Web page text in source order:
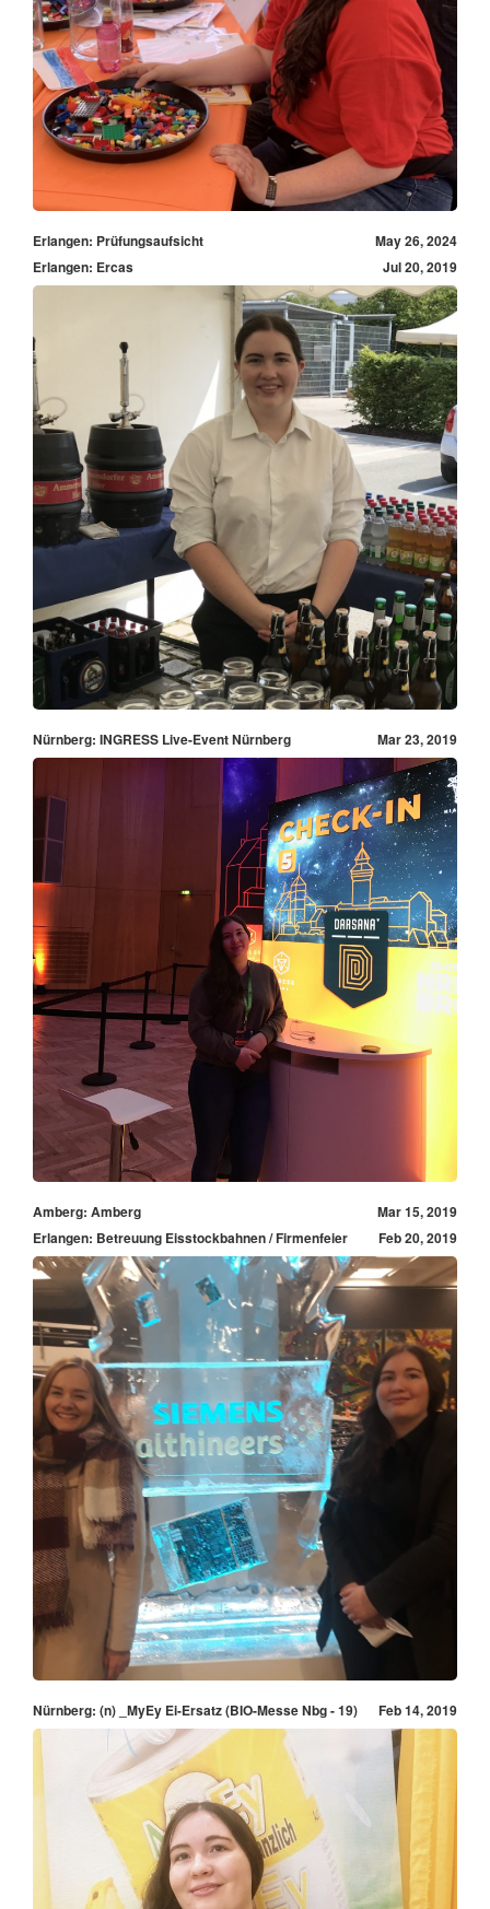
Erlangen: Prüfungsaufsicht
May 26, 2024
Erlangen: Ercas
Jul 20, 2019
Nürnberg: INGRESS Live-Event Nürnberg Mar 23, 2019
Amberg: Amberg
Mar 15, 2019
Erlangen: Betreuung Eisstockbahnen / Firmenfeier
Feb 20, 2019
Nürnberg: (n) _MyEy Ei-Ersatz (BIO-Messe Nbg - 19) Feb 14, 2019